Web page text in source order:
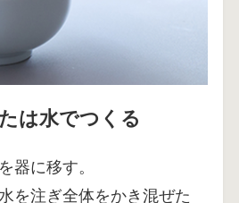
は水でつくる
器に移す。
を注ぎ全体をかき混ぜた